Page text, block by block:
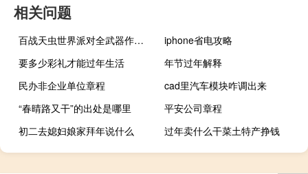
相关问题
百战天虫世界派对全武器作用及使用方法（百战天虫世界派对武器大全）
iphone省电攻略
要多少彩礼才能过年生活
年节过年解释
民办非企业单位章程
cad里汽车模块咋调出来
“春晴路又干”的出处是哪里
平安公司章程
初二去媳妇娘家拜年说什么
过年卖什么干菜土特产挣钱